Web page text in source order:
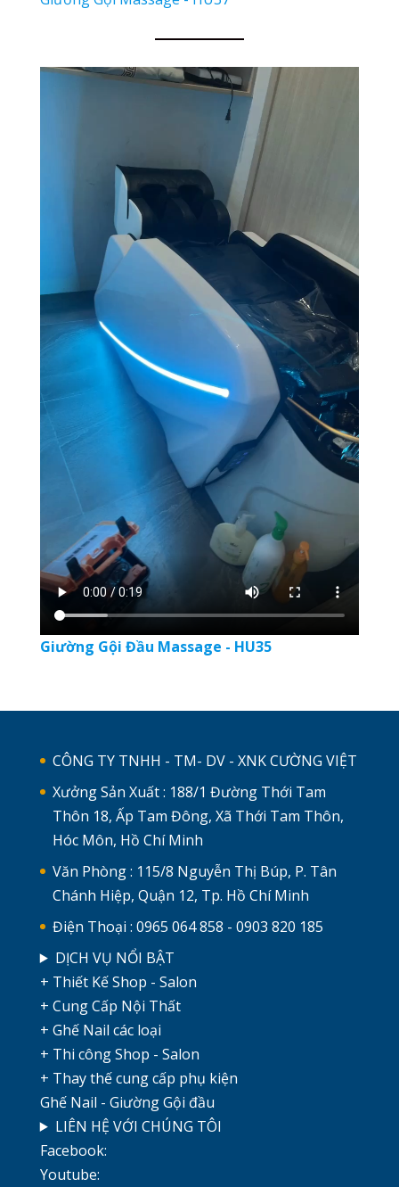
Giường Gội Đầu Massage - HU35
CÔNG TY TNHH - TM- DV - XNK CƯỜNG VIỆT
Xưởng Sản Xuất : 188/1 Đường Thới Tam
Thôn 18, Ấp Tam Đông, Xã Thới Tam Thôn,
Hóc Môn, Hồ Chí Minh
Văn Phòng : 115/8 Nguyễn Thị Búp, P. Tân
Chánh Hiệp, Quận 12, Tp. Hồ Chí Minh
Điện Thoại : 0965 064 858 - 0903 820 185
DỊCH VỤ NỔI BẬT
+ Thiết Kế Shop - Salon
+ Cung Cấp Nội Thất
+ Ghế Nail các loại
+ Thi công Shop - Salon
+ Thay thế cung cấp phụ kiện
Ghế Nail - Giường Gội đầu
LIÊN HỆ VỚI CHÚNG TÔI
Facebook:
Youtube: